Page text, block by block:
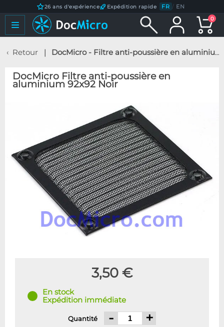
26 ans d'expérience Expédition rapide FR / EN
0
Retour DocMicro - Filtre anti-poussière en aluminium 92x92 Noir
DocMicro Filtre anti-poussière en
aluminium 92x92 Noir
3,50 €
En stock
Expédition immédiate
Quantité - +